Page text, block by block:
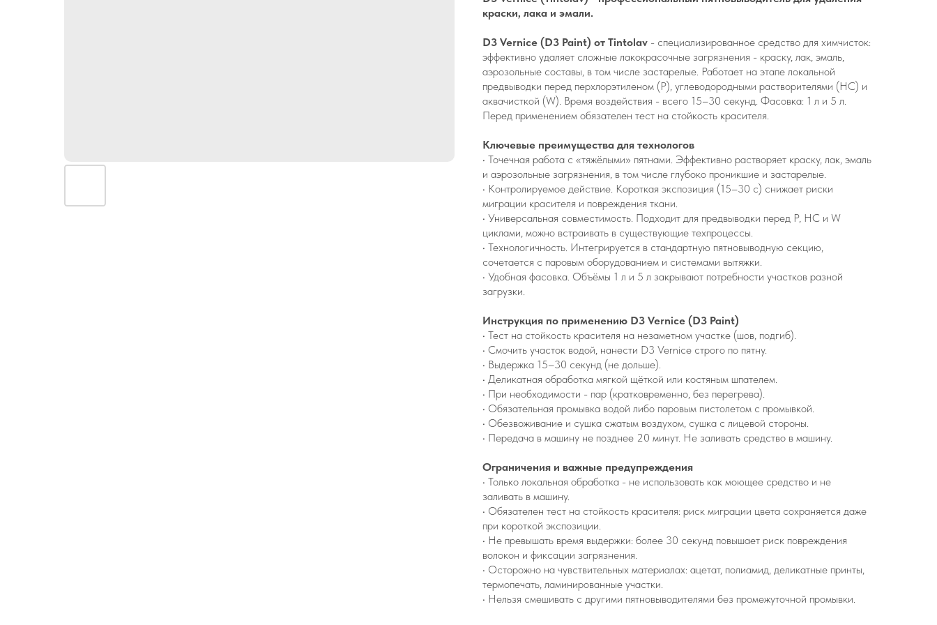
краски, лака и эмали.
D3 Vernice (D3 Paint) от Tintolav - специализированное средство для химчисток:
эффективно удаляет сложные лакокрасочные загрязнения - краску, лак, эмаль,
аэрозольные составы, в том числе застарелые. Работает на этапе локальной
предвыводки перед перхлорэтиленом (P), углеводородными растворителями (HC) и
аквачисткой (W). Время воздействия - всего 15–30 секунд. Фасовка: 1 л и 5 л.
Перед применением обязателен тест на стойкость красителя.
Ключевые преимущества для технологов
• Точечная работа с «тяжёлыми» пятнами. Эффективно растворяет краску, лак, эмаль
и аэрозольные загрязнения, в том числе глубоко проникшие и застарелые.
• Контролируемое действие. Короткая экспозиция (15–30 с) снижает риски
миграции красителя и повреждения ткани.
• Универсальная совместимость. Подходит для предвыводки перед P, HC и W
циклами, можно встраивать в существующие техпроцессы.
• Технологичность. Интегрируется в стандартную пятновыводную секцию,
сочетается с паровым оборудованием и системами вытяжки.
• Удобная фасовка. Объёмы 1 л и 5 л закрывают потребности участков разной
загрузки.
Инструкция по применению D3 Vernice (D3 Paint)
• Тест на стойкость красителя на незаметном участке (шов, подгиб).
• Смочить участок водой, нанести D3 Vernice строго по пятну.
• Выдержка 15–30 секунд (не дольше).
• Деликатная обработка мягкой щёткой или костяным шпателем.
• При необходимости - пар (кратковременно, без перегрева).
• Обязательная промывка водой либо паровым пистолетом с промывкой.
• Обезвоживание и сушка сжатым воздухом, сушка с лицевой стороны.
• Передача в машину не позднее 20 минут. Не заливать средство в машину.
Ограничения и важные предупреждения
• Только локальная обработка - не использовать как моющее средство и не
заливать в машину.
• Обязателен тест на стойкость красителя: риск миграции цвета сохраняется даже
при короткой экспозиции.
• Не превышать время выдержки: более 30 секунд повышает риск повреждения
волокон и фиксации загрязнения.
• Осторожно на чувствительных материалах: ацетат, полиамид, деликатные принты,
термопечать, ламинированные участки.
• Нельзя смешивать с другими пятновыводителями без промежуточной промывки.